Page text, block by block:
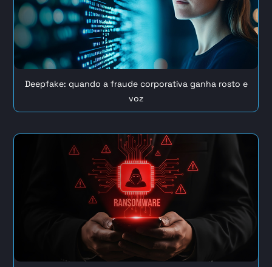
Deepfake: quando a fraude corporativa ganha rosto e
voz